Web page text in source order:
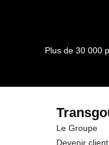
Protéines
Plus de 30 000
Le Groupe
Devenir client